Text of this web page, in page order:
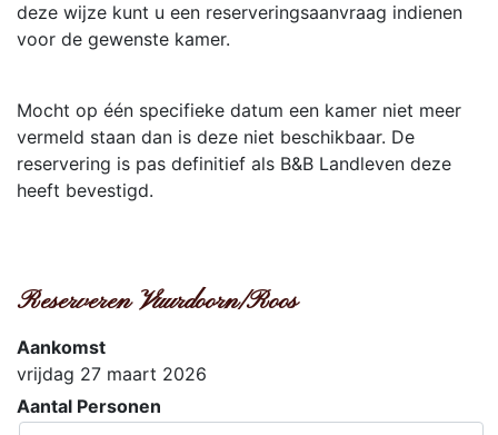
deze wijze kunt u een reserveringsaanvraag indienen
voor de gewenste kamer.
Mocht op één specifieke datum een kamer niet meer
vermeld staan dan is deze niet beschikbaar. De
reservering is pas definitief als B&B Landleven deze
heeft bevestigd.
Reserveren Vuurdoorn/Roos
Aankomst
vrijdag 27 maart 2026
Aantal Personen